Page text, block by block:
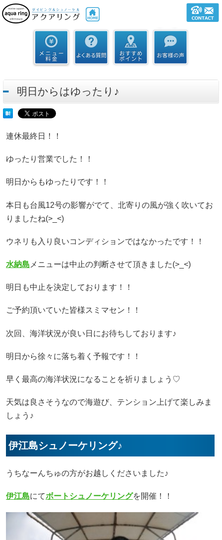
明日からはゆったり♪
連休最終日！！
ゆったり営業でした！！
明日からもゆったりです！！
本日も台風12号の影響がでて、北寄りの風が強く吹いてお
りましたね(>_<)
ウネリも入り良いコンディションではなかったです！！
水納島 メニューは中止の判断させて頂きました(>_<)
明日も中止を決定しております！！
ご予約頂いていた皆様スミマセン！！
次回、海洋状況が良い日にお待ちしております♪
明日から徐々に落ち着く予報です！！
早く最高の海洋状況になることを祈りましょう♡
天気は良さそうなので海遊び、テンション上げて楽しみま
しょう♪
伊江島シュノーケリング♪
うちなーんちゅの方がお越しくださいました♪
伊江島にてボートシュノーケリングを開催！！